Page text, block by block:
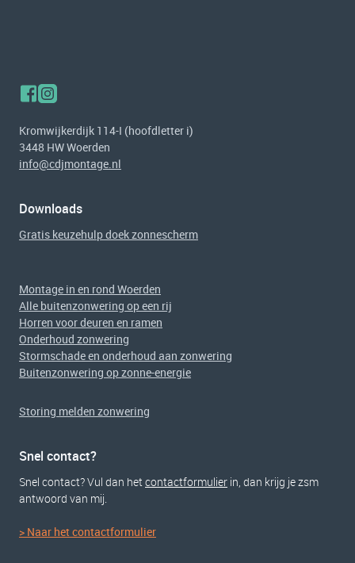
Kromwijkerdijk 114-I (hoofdletter i)
3448 HW Woerden
info@cdjmontage.nl
Downloads
Gratis keuzehulp doek zonnescherm
Montage in en rond Woerden
Alle buitenzonwering op een rij
Horren voor deuren en ramen
Onderhoud zonwering
Stormschade en onderhoud aan zonwering
Buitenzonwering op zonne-energie
Storing melden zonwering
Snel contact?
Snel contact? Vul dan hetcontactformulier in, dan krijg je zsm
antwoord van mij.
> Naar het contactformulier